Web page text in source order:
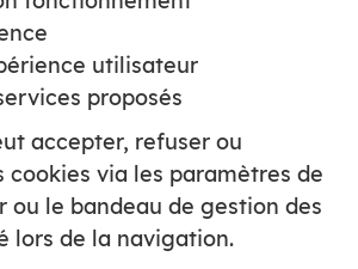
utilisateur
proposés
accepter, refuser ou
cookies via les paramètres de
ou le bandeau de gestion des
lors de la navigation.